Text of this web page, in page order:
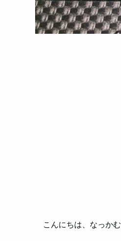
こんにちは、なっかむ